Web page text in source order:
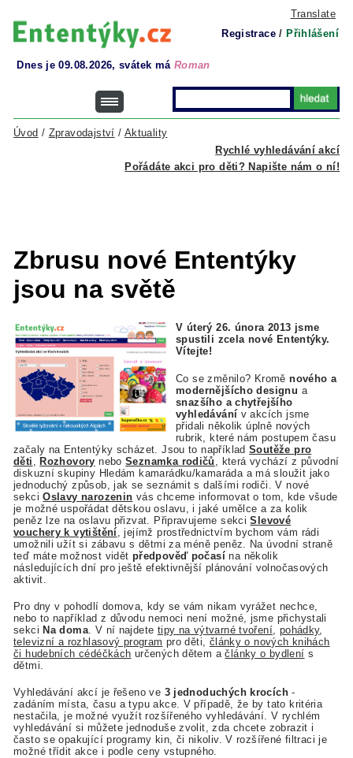
Translate
Registrace / Přihlášení
Dnes je 09.08.2026, svátek má Roman
Rychlé vyhledávání akcí
Úvod / Zpravodajství / Aktuality
Pořádáte akci pro děti? Napište nám o ní!
Zbrusu nové Ententýky
jsou na světě
V úterý 26. února 2013 jsme
spustili zcela nové Ententýky.
Vítejte!
Co se změnilo? Kroměnového a
modernějšícho designu a
snazšího a chytřejšího
vyhledávání v akcích jsme
přidali několik úplně nových
rubrik, které nám postupem času
začaly na Ententýky scházet. Jsou to například Soutěže pro
děti
Rozhovory neboSeznamka rodičů
, která vychází z původní
diskuzní skupiny Hledám kamarádku/kamaráda a má sloužit jako
jednoduchý způsob, jak se seznámit s dalšími rodiči. V nové
sekciOslavy narozenin vás chceme informovat o tom, kde všude
je možné uspořádat dětskou oslavu, i jaké umělce a za kolik
peněz lze na oslavu přizvat. Připravujeme sekciSlevové
vouchery k vytištění , jejímž prostřednictvím bychom vám rádi
umožnili užít si zábavu s dětmi za méně peněz. Na úvodní straně
teď máte možnost vidět předpověď počasí na několik
následujících dní pro ještě efektivnější plánování volnočasových
aktivit.
Pro dny v pohodlí domova, kdy se vám nikam vyrážet nechce,
nebo to například z důvodu nemoci není možné, jsme přichystali
sekci Na doma . V ní najdete tipy na výtvarné tvoření pohádky,
televizní a rozhlasový program pro děti, články o nových knihách
či hudebních cédéčkách určených dětem ačlánky o bydlení s
dětmi.
Vyhledávání akcí je řešeno ve 3 jednoduchých krocích-
zadáním místa, času a typu akce. V případě, že by tato kritéria
nestačila, je možné využít rozšířeného vyhledávání. V rychlém
vyhledávání si můžete jednoduše zvolit, zda chcete zobrazit i
často se opakující programy kin, či nikoliv. V rozšířené filtraci je
možné třídit akce i podle ceny vstupného.